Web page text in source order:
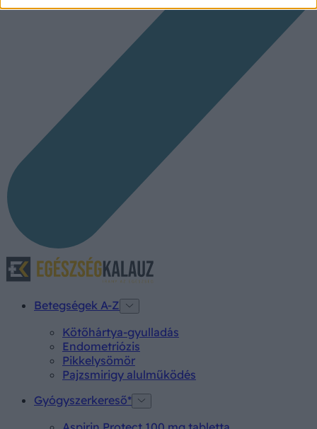
Betegségek A-Z
Kötőhártya-gyulladás
Endometriózis
Pikkelysömör
Pajzsmirigy alulműködés
Gyógyszerkereső*